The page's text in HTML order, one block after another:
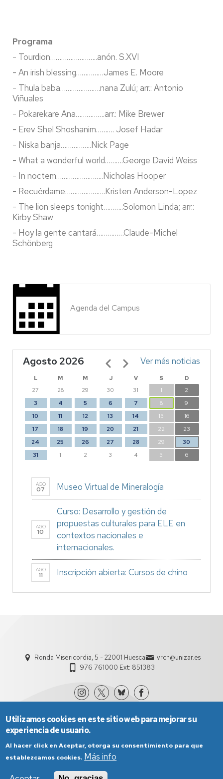
Programa
- Tourdion……………………..anón. S.XVI
- An irish blessing……………James E. Moore
- Thula baba………………….nana Zulú; arr.: Antonio
Viñuales
- Pokarekare Ana…………….arr.: Mike Brewer
- Erev Shel Shoshanim………. Josef Hadar
- Niska banja……………..Nick Page
- What a wonderful world……….George David Weiss
- In noctem……………………..Nicholas Hooper
- Recuérdame………………….Kristen Anderson-Lopez
- The lion sleeps tonight………..Solomon Linda; arr.:
Kirby Shaw
- Hoy la gente cantará……………Claude-Michel
Schönberg
Agenda del Campus
Agosto 2026
L M M J V S
D
27
28 29 30 31 1
2
3
4 5 6 7 8
9
10
11 12 13 14 15
16
17
18 19 20 21 22
23
24
25 26 27 28 29
30
31
1 2 3 4 5 6
Paginación Ver más noticias
AGO
07 Museo Virtual de Mineralogía
AGO
10
Curso: Desarrollo y gestión de
propuestas culturales para ELE en
contextos nacionales e
internacionales.
AGO
11 Inscripción abierta: Cursos de chino
Ronda Misericordia, 5 - 22001 Huesca
vrch@unizar.es
976 761000 Ext: 851383
Utilizamos cookies en este sitio web para mejorar su
experiencia de usuario.
Al hacer click en Aceptar, otorga su consentimiento para que
establezcamos cookies. Más info